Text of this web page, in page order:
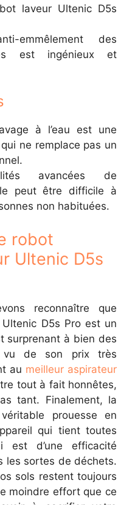
laveur Ultenic D5s
emmêlement des
est ingénieux et
à l’eau est une
ne remplace pas un
avancées de
peut être difficile à
non habituées.
robot
Ultenic D5s
reconnaître que
Ultenic D5s Pro est un
surprenant à bien des
de son prix très
au meilleur aspirateur
tout à fait honnêtes,
tant. Finalement, la
prouesse en
qui tient toutes
est d’une efficacité
les sortes de déchets.
sols restent toujours
moindre effort que ce